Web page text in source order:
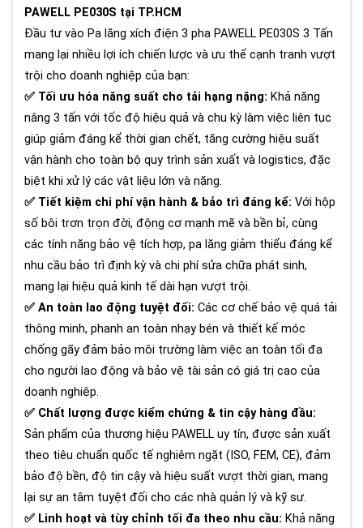
PAWELL PE030S tại TP.HCM
Đầu tư vào Pa lăng xích điện 3 pha PAWELL PE030S 3 Tấn
mang lại nhiều lợi ích chiến lược và ưu thế cạnh tranh vượt
trội cho doanh nghiệp của bạn:
✅ Tối ưu hóa năng suất cho tải hạng nặng: Khả năng
nâng 3 tấn với tốc độ hiệu quả và chu kỳ làm việc liên tục
giúp giảm đáng kể thời gian chết, tăng cường hiệu suất
vận hành cho toàn bộ quy trình sản xuất và logistics, đặc
biệt khi xử lý các vật liệu lớn và nặng.
✅ Tiết kiệm chi phí vận hành & bảo trì đáng kể: Với hộp
số bôi trơn trọn đời, động cơ mạnh mẽ và bền bỉ, cùng
các tính năng bảo vệ tích hợp, pa lăng giảm thiểu đáng kể
nhu cầu bảo trì định kỳ và chi phí sửa chữa phát sinh,
mang lại hiệu quả kinh tế dài hạn vượt trội.
✅ An toàn lao động tuyệt đối: Các cơ chế bảo vệ quá tải
thông minh, phanh an toàn nhạy bén và thiết kế móc
chống gãy đảm bảo môi trường làm việc an toàn tối đa
cho người lao động và bảo vệ tài sản có giá trị cao của
doanh nghiệp.
✅ Chất lượng được kiểm chứng & tin cậy hàng đầu:
Sản phẩm của thương hiệu PAWELL uy tín, được sản xuất
theo tiêu chuẩn quốc tế nghiêm ngặt (ISO, FEM, CE), đảm
bảo độ bền, độ tin cậy và hiệu suất vượt thời gian, mang
lại sự an tâm tuyệt đối cho các nhà quản lý và kỹ sư.
✅ Linh hoạt và tùy chỉnh tối đa theo nhu cầu: Khả năng